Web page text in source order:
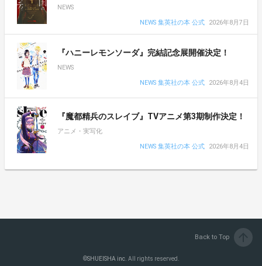
NEWS
NEWS 集英社の本 公式
2026年8月7日
『ハニーレモンソーダ』完結記念展開催決定！
NEWS
NEWS 集英社の本 公式
2026年8月4日
『魔都精兵のスレイブ』TVアニメ第3期制作決定！
アニメ・実写化
NEWS 集英社の本 公式
2026年8月4日
Back to Top
©SHUEISHA inc. All rights reserved.